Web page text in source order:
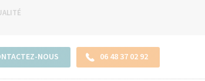
NOUS 06 48 37 02 92